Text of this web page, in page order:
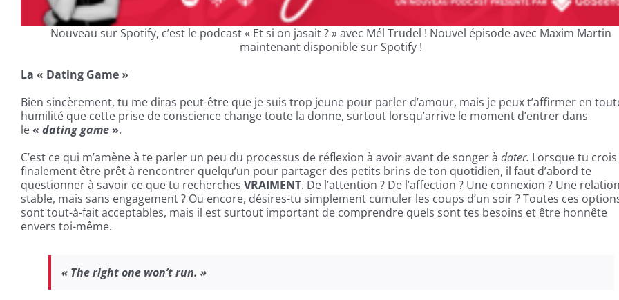
Nouveau sur Spotify, c’est le podcast « Et si on jasait ? » avec Mél Trudel ! Nouvel épisode avec Maxim Martin
maintenant disponible sur Spotify !
La « Dating Game »
Bien sincèrement, tu me diras peut-être que je suis trop jeune pour parler d’amour, mais je peux t’affirmer en
humilité que cette prise de conscience change toute la donne, surtout lorsqu’arrive le moment d’entrer dans
le« dating game ».
C’est ce qui m’amène à te parler un peu du processus de réflexion à avoir avant de songer à dater. Lorsque tu crois
finalement être prêt à rencontrer quelqu’un pour partager des petits brins de ton quotidien, il faut d’abord te
questionner à savoir ce que tu recherches VRAIMENT. De l’attention ? De l’affection ? Une connexion ? Une
stable, mais sans engagement ? Ou encore, désires-tu simplement cumuler les coups d’un soir ? Toutes ces
sont tout-à-fait acceptables, mais il est surtout important de comprendre quels sont tes besoins et être honnête
envers toi-même.
« The right one won’t run. »